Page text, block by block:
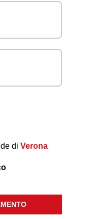
diVerona